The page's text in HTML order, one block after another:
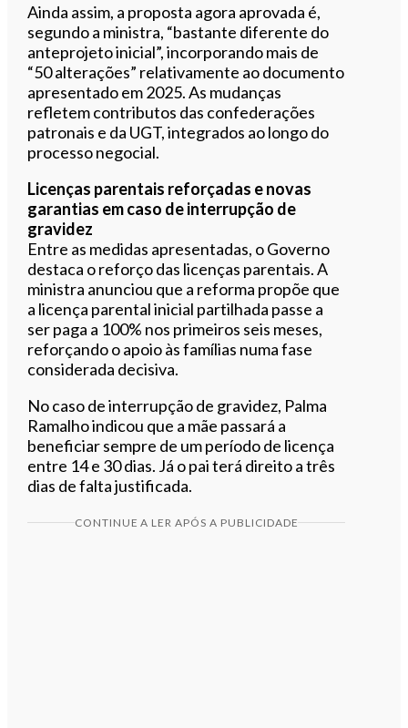
Ainda assim, a proposta agora aprovada é,
segundo a ministra, “bastante diferente do
anteprojeto inicial”, incorporando mais de
“50 alterações” relativamente ao documento
apresentado em 2025. As mudanças
refletem contributos das confederações
patronais e da UGT, integrados ao longo do
processo negocial.
Licenças parentais reforçadas e novas
garantias em caso de interrupção de
gravidez
Entre as medidas apresentadas, o Governo
destaca o reforço das licenças parentais. A
ministra anunciou que a reforma propõe que
a licença parental inicial partilhada passe a
ser paga a 100% nos primeiros seis meses,
reforçando o apoio às famílias numa fase
considerada decisiva.
No caso de interrupção de gravidez, Palma
Ramalho indicou que a mãe passará a
beneficiar sempre de um período de licença
entre 14 e 30 dias. Já o pai terá direito a três
dias de falta justificada.
CONTINUE A LER APÓS A PUBLICIDADE